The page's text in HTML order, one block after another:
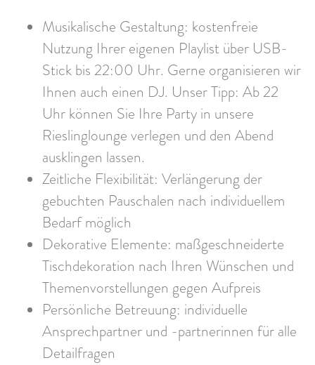
Musikalische Gestaltung: kostenfreie
Nutzung Ihrer eigenen Playlist über USB-
Stick bis 22:00 Uhr. Gerne organisieren wir
Ihnen auch einen DJ. Unser Tipp: Ab 22
Uhr können Sie Ihre Party in unsere
Rieslinglounge verlegen und den Abend
ausklingen lassen.
Zeitliche Flexibilität: Verlängerung der
gebuchten Pauschalen nach individuellem
Bedarf möglich
Dekorative Elemente: maßgeschneiderte
Tischdekoration nach Ihren Wünschen und
Themenvorstellungen gegen Aufpreis
Persönliche Betreuung: individuelle
Ansprechpartner und -partnerinnen für alle
Detailfragen